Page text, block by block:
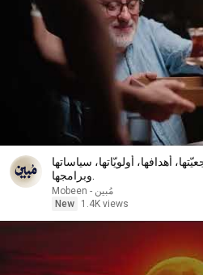
أهدافها، أولويّاتها، سياساتها
Mobeen - مُبين
New
1.4K views